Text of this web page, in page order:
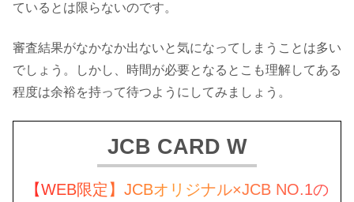
ているとは限らないのです。
審査結果がなかなか出ないと気になってしまうことは多い
でしょう。しかし、時間が必要となるとこも理解してある
程度は余裕を持って待つようにしてみましょう。
JCB CARD W
【WEB限定】JCBオリジナル×JCB NO.1の